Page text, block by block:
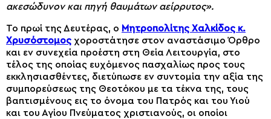
ακεσώδυνον και πηγή θαυμάτων αείρρυτος».
Το πρωί της Δευτέρας, ο Μητροπολίτης Χαλκίδος κ.
Χρυσόστομος χοροστάτησε στον αναστάσιμο Όρθρο
και εν συνεχεία προέστη στη Θεία Λειτουργία, στο
τέλος της οποίας ευχόμενος πασχαλίως προς τους
εκκλησιασθέντες, διετύπωσε εν συντομία την αξία της
συμπορεύσεως της Θεοτόκου με τα τέκνα της, τους
βαπτισμένους εις το όνομα του Πατρός και του Υιού
και του Αγίου Πνεύματος χριστιανούς, οι οποίοι